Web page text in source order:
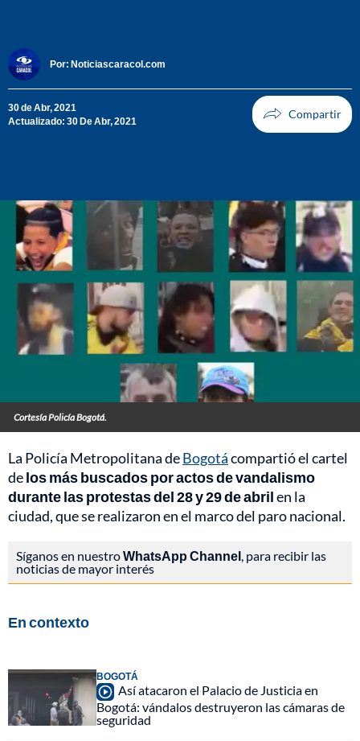
Por: Noticiascaracol.com
30 de Abr, 2021
Actualizado: 30 De Abr, 2021
Cortesía Policía Bogotá.
La Policía Metropolitana deBogotácompartió el cartel
delos más buscados por actos de vandalismo
durante las protestas del 28 y 29 de abrilen la
ciudad, que se realizaron en el marco del paro nacional.
Síganos en nuestroWhatsApp Channel, para recibir las
noticias de mayor interés
En contexto
BOGOTÁ
Así atacaron el Palacio de Justicia en
Bogotá: vándalos destruyeron las cámaras de
seguridad